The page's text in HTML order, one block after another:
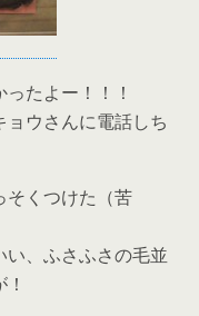
たよー！！！
ウさんに電話しち
そくつけた（苦
い、ふさふさの毛並